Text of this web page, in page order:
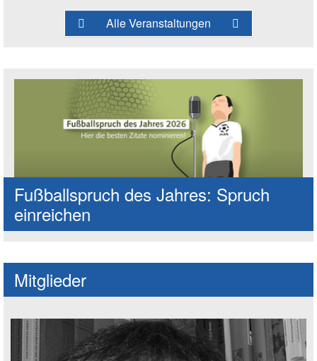
Alle Veranstaltungen
Fußballspruch des Jahres: Spruch
einreichen
Mitglieder